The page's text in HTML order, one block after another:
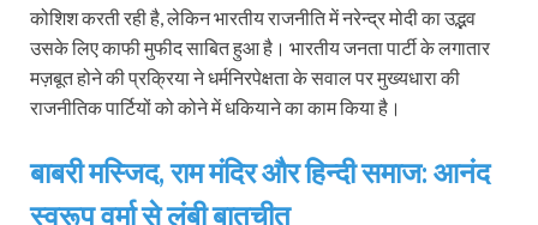
कोशिश करती रही है, लेकिन भारतीय राजनीति में नरेन्द्र मोदी का उद्भव
उसके लिए काफी मुफीद साबित हुआ है। भारतीय जनता पार्टी के लगातार
मज़बूत होने की प्रक्रिया ने धर्मनिरपेक्षता के सवाल पर मुख्यधारा की
राजनीतिक पार्टियों को कोने में धकियाने का काम किया है।
बाबरी मस्जिद, राम मंदिर और हिन्दी समाज: आनंद
स्‍वरूप वर्मा से लंबी बातचीत